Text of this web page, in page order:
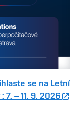
se na Letní
7. – 11. 9. 2026